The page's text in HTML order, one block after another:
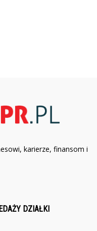
karierze, finansom i
DZIAŁKI